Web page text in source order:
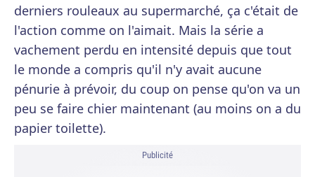
derniers rouleaux au supermarché, ça c'était de
l'action comme on l'aimait. Mais la série a
vachement perdu en intensité depuis que tout
le monde a compris qu'il n'y avait aucune
pénurie à prévoir, du coup on pense qu'on va un
peu se faire chier maintenant (au moins on a du
papier toilette).
Publicité